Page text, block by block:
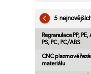
5
Regranulace PP, PE,
PS, PC, PC/ABS
CNC plazmové
materiálu